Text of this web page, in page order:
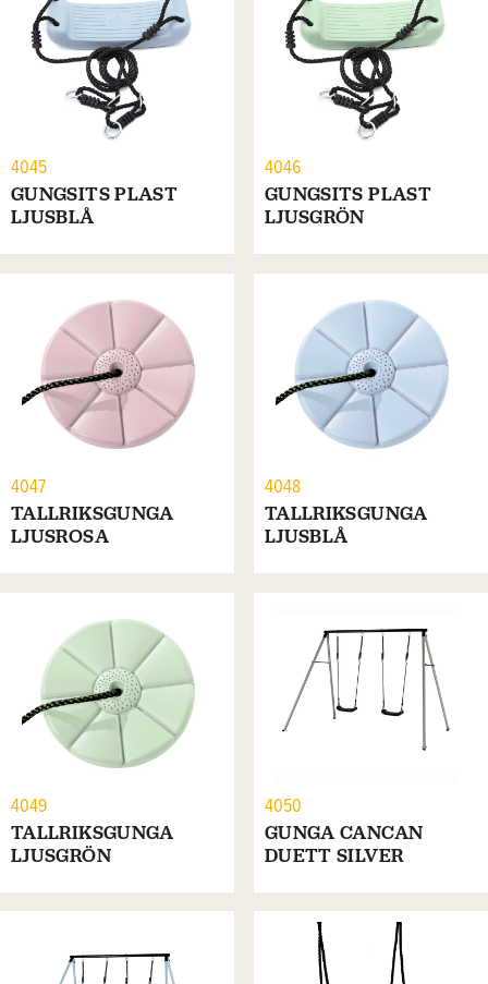
4045
GUNGSITS PLAST
LJUSBLÅ
4046
GUNGSITS PLAST
LJUSGRÖN
4047
TALLRIKSGUNGA
LJUSROSA
4048
TALLRIKSGUNGA
LJUSBLÅ
4049
TALLRIKSGUNGA
LJUSGRÖN
4050
GUNGA CANCAN
DUETT SILVER